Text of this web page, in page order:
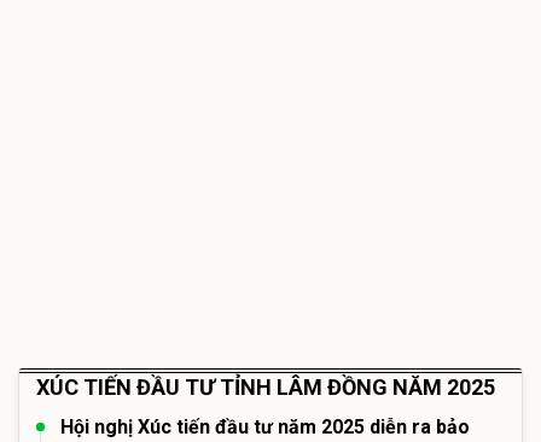
XÚC TIẾN ĐẦU TƯ TỈNH LÂM ĐỒNG NĂM 2025
Hội nghị Xúc tiến đầu tư năm 2025 diễn ra bảo